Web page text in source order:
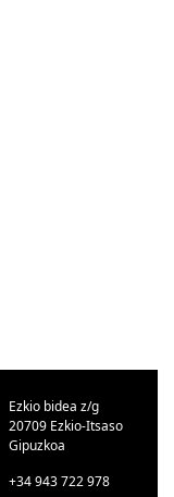
Ezkio bidea z/g
20709 Ezkio-Itsaso
Gipuzkoa
+34 943 722 978